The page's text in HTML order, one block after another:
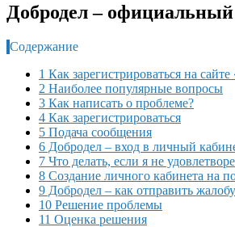
Добродел –
Содержание
1 Как зарегистрироваться на
2 Наиболее популярные вопросы
3 Как написать о проблеме?
4 Как зарегистрироваться
5 Подача сообщения
6 Добродел – вход в личный
7 Что делать, если я не
8 Создание личного кабинета на
9 Добродел – как отправить жалобу
10 Решение проблемы
11 Оценка решения